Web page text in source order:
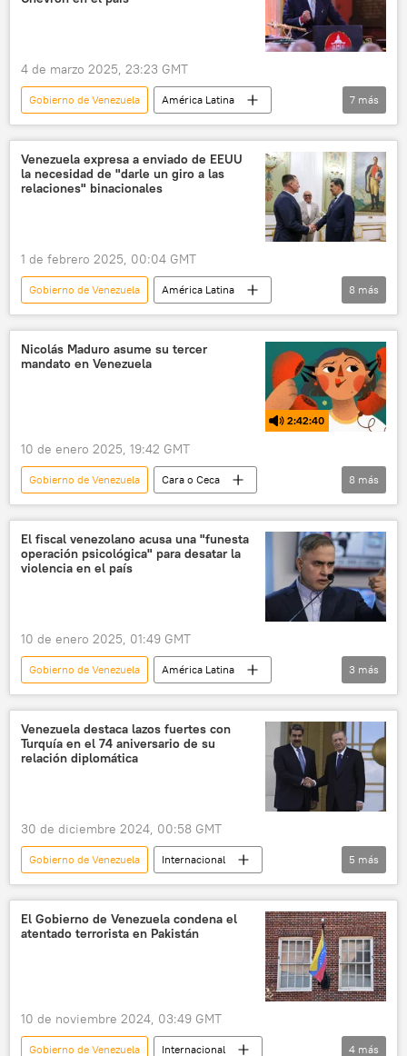
4 de marzo 2025, 23:23 GMT
Gobierno de Venezuela
América Latina
Venezuela
EEUU
Caracas
Nicolás Maduro
Joe Biden
Delcy Rodríguez
7 más
Venezuela expresa a enviado de EEUU
la necesidad de "darle un giro a las
relaciones" binacionales
1 de febrero 2025, 00:04 GMT
Gobierno de Venezuela
América Latina
política
seguridad
Nicolás Maduro
Donald Trump
Richard Grenell
Venezuela
EEUU
8 más
Nicolás Maduro asume su tercer
mandato en Venezuela
2:42:40
10 de enero 2025, 19:42 GMT
Gobierno de Venezuela
Cara o Ceca
Venezuela
América del Sur
Nicolás Maduro
María Corina Machado
Los Ángeles
EEUU
8 más
El fiscal venezolano acusa una "funesta
operación psicológica" para desatar la
violencia en el país
10 de enero 2025, 01:49 GMT
Gobierno de Venezuela
América Latina
Venezuela
Tarek William Saab
Nicolás Maduro
3 más
Venezuela destaca lazos fuertes con
Turquía en el 74 aniversario de su
relación diplomática
30 de diciembre 2024, 00:58 GMT
Gobierno de Venezuela
Internacional
política
Nicolás Maduro
Venezuela
Turquía
Caracas
5 más
El Gobierno de Venezuela condena el
atentado terrorista en Pakistán
10 de noviembre 2024, 03:49 GMT
Gobierno de Venezuela
Internacional
4 más